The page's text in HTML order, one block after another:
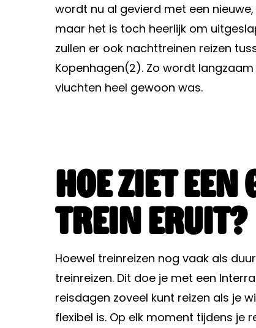
wordt nu al gevierd met een
maar het is toch heerlijk om
zullen er ook nachttreinen reizen
Kopenhagen(2). Zo wordt
vluchten heel gewoon was.
Hoe ziet
trein eruit?
Hoewel treinreizen nog vaak als
treinreizen. Dit doe je met een
reisdagen zoveel kunt reizen als je
flexibel is. Op elk moment tijdens je